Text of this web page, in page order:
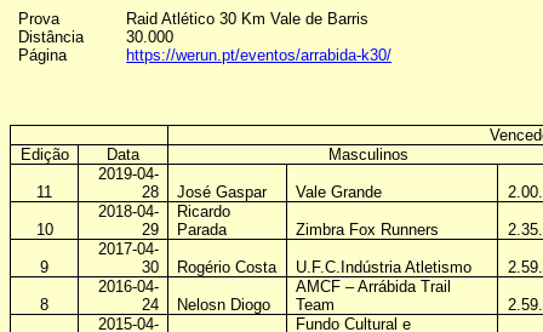
Prova
Raid Atlético 30 Km Vale de Barris
Distância
30.000
Página
https://werun.pt/eventos/arrabida-k30/
Edição
Data Masculinos
11
2019-04-
28
José Gaspar Vale Grande
10
2018-04-
29
Ricardo
Parada
Zimbra Fox Runners
9
2017-04-
30
Rogério Costa U.F.C.Indústria Atletismo
8
2016-04-
24
Nelosn Diogo
AMCF – Arrábida Trail
Team
2015-04-
Fundo Cultural e